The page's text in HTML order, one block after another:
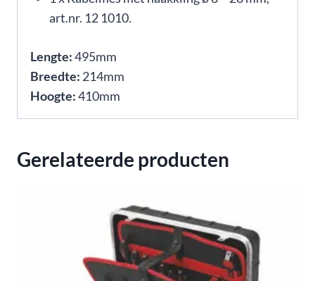
art.nr. 12 1010.
Lengte:495mm
Breedte: 214mm
Hoogte:410mm
Gerelateerde producten